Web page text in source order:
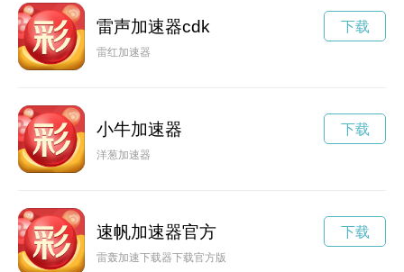
雷声加速器cdk
雷红加速器
下载
小牛加速器
洋葱加速器
下载
速帆加速器官方
雷轰加速下载器下载官方版
下载